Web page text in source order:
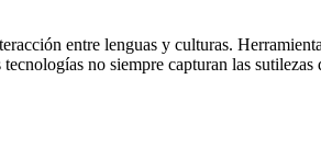
entre lenguas y culturas.
no siempre capturan las